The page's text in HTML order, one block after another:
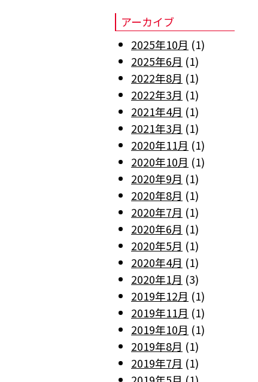
アーカイブ
2025年10月 (1)
2025年6月 (1)
2022年8月 (1)
2022年3月 (1)
2021年4月 (1)
2021年3月 (1)
2020年11月 (1)
2020年10月 (1)
2020年9月 (1)
2020年8月 (1)
2020年7月 (1)
2020年6月 (1)
2020年5月 (1)
2020年4月 (1)
2020年1月 (3)
2019年12月 (1)
2019年11月 (1)
2019年10月 (1)
2019年8月 (1)
2019年7月 (1)